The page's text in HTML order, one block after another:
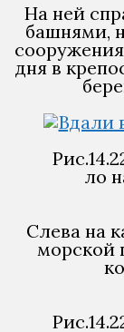
На ней
башнями,
дня в
ло
Слева на
морской